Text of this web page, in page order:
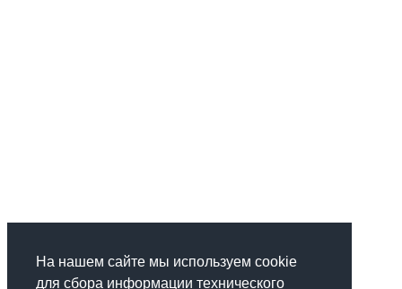
На нашем сайте мы используем cookie
для сбора информации технического